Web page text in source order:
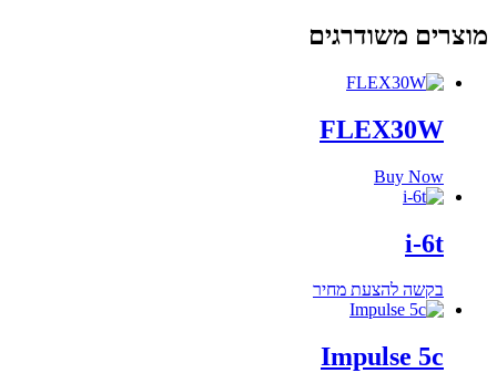
מוצרים משודרגים
FLEX30W
Buy Now
i-6t
בקשה להצעת מחיר
Impulse 5c